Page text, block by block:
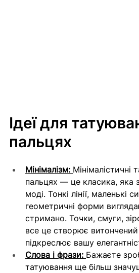
Ідеї для
пальцях
Мінімалізм: Мінімалістичні
пальцях — це класика, яка
моді. Тонкі лінії, маленькі
геометричні форми
стримано. Точки, смуги,
все це створює
підкреслює вашу
Слова і фрази: Бажаєте
татуювання ще більш